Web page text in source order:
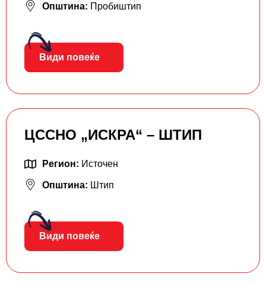
Општина: Пробиштип
Види повеќе
ЦССНО „ИСКРА“ – ШТИП
Регион: Источен
Општина: Штип
Види повеќе